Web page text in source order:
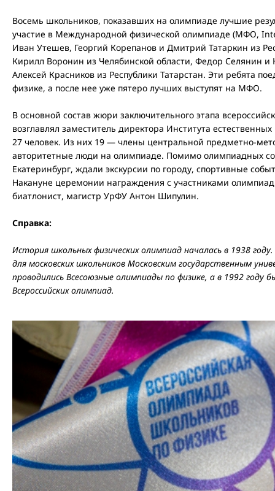
Восемь школьников, показавших на олимпиаде лучшие
участие в Международной физической олимпиаде (МФО,
Иван Утешев, Георгий Корепанов и Дмитрий Татаркин из
Кирилл Воронин из Челябинской области, Федор Селянин
Алексей Красников из Республики Татарстан. Эти ребята
физике, а после нее уже пятеро лучших выступят на МФО.
В основной состав жюри заключительного этапа
возглавлял заместитель директора Института
27 человек. Из них 19 — члены центральной предметно-
авторитетные люди на олимпиаде. Помимо олимпиадных
Екатеринбург, ждали экскурсии по городу, спортивные
Накануне церемонии награждения с участниками
биатлонист, магистр УрФУ Антон Шипулин.
Справка:
История школьных физических олимпиад началась в 1938
для московских школьников Московским государственным
проводились Всесоюзные олимпиады по физике, а в 1992 году
Всероссийских олимпиад.